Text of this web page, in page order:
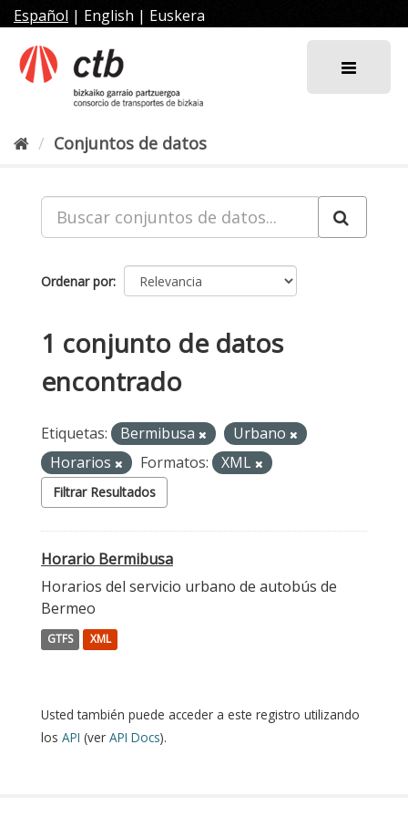
al
contenido
Español | English | Euskera
Conjuntos de datos
Ordenar por
1 conjunto de datos
encontrado
Etiquetas: Bermibusa
Urbano
Horarios
Formatos: XML
Filtrar Resultados
Horario Bermibusa
Horarios del servicio urbano de autobús de
Bermeo
GTFS XML
Usted también puede acceder a este registro utilizando
los API (ver API Docs).